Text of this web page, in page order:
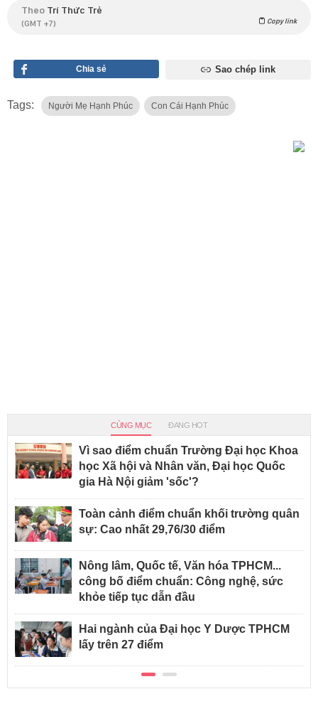
Theo Trí Thức Trẻ
(GMT +7) Copy link
Chia sẻ Sao chép link
Tags: Người Mẹ Hạnh Phúc Con Cái Hạnh Phúc
CÙNG MỤC ĐANG HOT
Vì sao điểm chuẩn Trường Đại học Khoa
học Xã hội và Nhân văn, Đại học Quốc
gia Hà Nội giảm 'sốc'?
Toàn cảnh điểm chuẩn khối trường quân
sự: Cao nhất 29,76/30 điểm
Nông lâm, Quốc tế, Văn hóa TPHCM...
công bố điểm chuẩn: Công nghệ, sức
khỏe tiếp tục dẫn đầu
Hai ngành của Đại học Y Dược TPHCM
lấy trên 27 điểm